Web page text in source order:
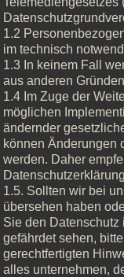
1.2
im technisch
1.3 In keinem Fall
aus anderen
1.4 Im Zuge der
möglichen
ändernder
können Änderungen
werden. Daher
1.5. Sollten wir bei
übersehen haben
Sie den Datenschutz
gefährdet sehen,
gerechtfertigten
alles unternehmen,